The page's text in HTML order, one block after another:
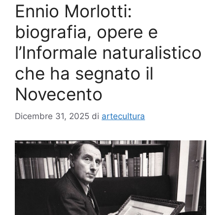
Ennio Morlotti:
biografia, opere e
l’Informale naturalistico
che ha segnato il
Novecento
Dicembre 31, 2025 di artecultura